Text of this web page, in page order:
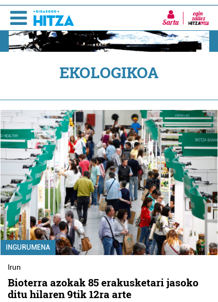
Sartu
EKOLOGIKOA
INGURUMENA
Irun
Bioterra azokak 85 erakusketari jasoko
ditu hilaren 9tik 12ra arte